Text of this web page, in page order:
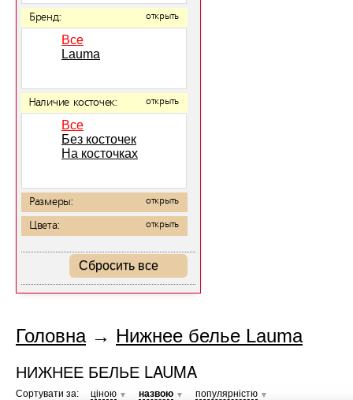
Бренд: открыть
Все
Lauma
Наличие косточек: открыть
Все
Без косточек
На косточках
Размеры: открыть
Цвета: открыть
Сбросить все
Головна→ Нижнее белье Lauma
НИЖНЕЕ БЕЛЬЕ LAUMA
Сортувати за: ціною ▼ назвою ▼ популярністю ▼